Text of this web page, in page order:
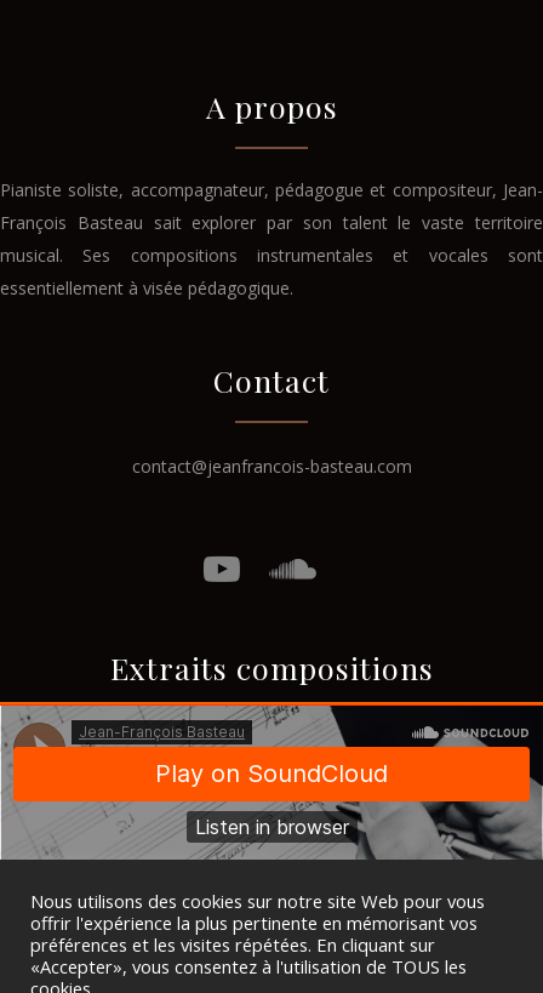
A propos
Pianiste soliste, accompagnateur, pédagogue et compositeur, Jean-
François Basteau sait explorer par son talent le vaste territoire
musical. Ses compositions instrumentales et vocales sont
essentiellement à visée pédagogique.
Contact
contact@jeanfrancois-basteau.com
Extraits compositions
Nous utilisons des cookies sur notre site Web pour vous
offrir l'expérience la plus pertinente en mémorisant vos
préférences et les visites répétées. En cliquant sur
«Accepter», vous consentez à l'utilisation de TOUS les
cookies.